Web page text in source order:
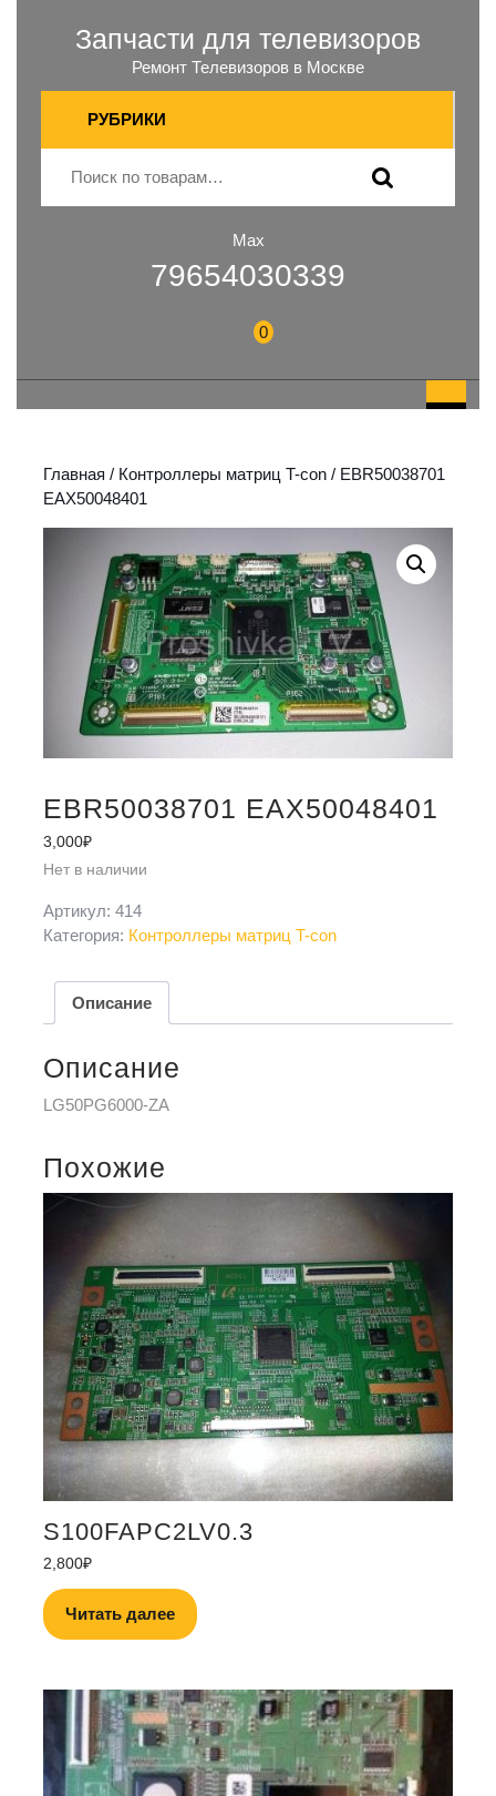
Запчасти для телевизоров
Ремонт Телевизоров в Москве
РУБРИКИ
Max
79654030339
0
Главная / Контроллеры матриц T-con / EBR50038701
EAX50048401
EBR50038701 EAX50048401
3,000₽
Нет в наличии
Артикул: 414
Категория: Контроллеры матриц T-con
Описание
Описание
LG50PG6000-ZA
Похожие
S100FAPC2LV0.3
2,800₽
Читать далее